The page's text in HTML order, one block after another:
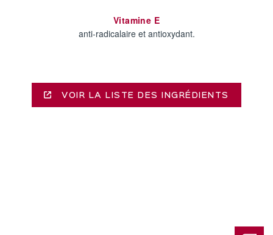
Vitamine E
anti-radicalaire et antioxydant.
VOIR LA LISTE DES INGRÉDIENTS